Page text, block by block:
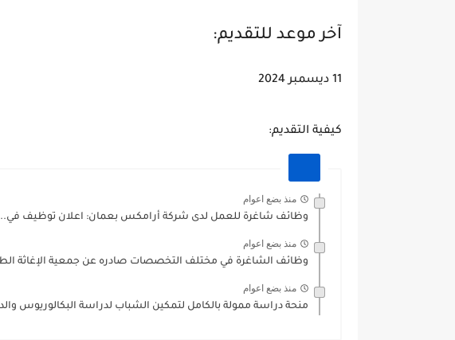
آخر موعد للتقديم:
11 ديسمبر 2024
كيفية التقديم:
منذ بضع اعوام
وظائف شاغرة للعمل لدى شركة أرامكس بعمان: اعلان توظيف
منذ بضع اعوام
وظائف الشاغرة في مختلف التخصصات صادره عن جمعية الإغاثة
منذ بضع اعوام
منحة دراسة ممولة بالكامل لتمكين الشباب لدراسة البكالوريوس